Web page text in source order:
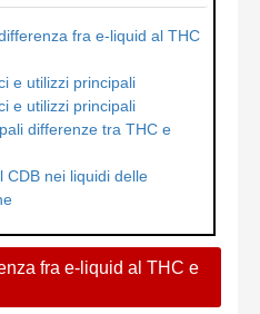
fra e-liquid al THC
e utilizzi principali
e utilizzi principali
differenze tra THC e
CDB nei liquidi delle
fra e-liquid al THC e